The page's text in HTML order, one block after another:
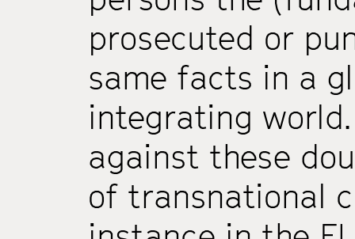
prosecuted or
same facts in a
integrating
against these
of transnational